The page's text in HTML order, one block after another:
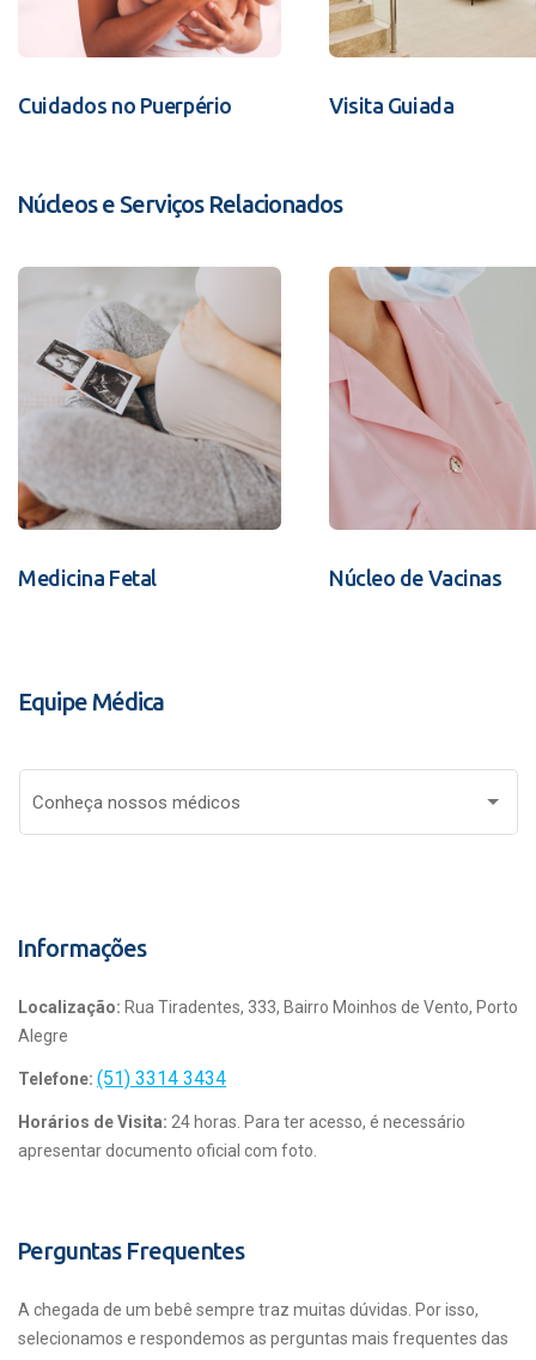
Cuidados no Puerpério Visita Guiada
Núcleos e Serviços Relacionados
Medicina Fetal Núcleo de Vacinas
Equipe Médica
Conheça nossos médicos
Informações
Localização: Rua Tiradentes, 333, Bairro Moinhos de Vento, Porto
Alegre
Telefone: (51) 3314 3434
Horários de Visita: 24 horas. Para ter acesso, é necessário
apresentar documento oficial com foto.
Perguntas Frequentes
A chegada de um bebê sempre traz muitas dúvidas. Por isso,
selecionamos e respondemos as perguntas mais frequentes das